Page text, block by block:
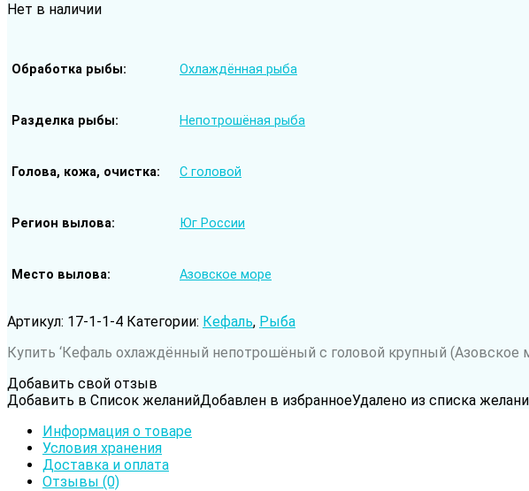
Нет в наличии
Обработка рыбы Охлаждённая рыба
Разделка рыбы Непотрошёная рыба
Голова, кожа, очистка С головой
Регион вылова Юг России
Место вылова Азовское море
Артикул: 17-1-1-4 Категории: Кефаль, Рыба
Купить ‘Кефаль охлаждённый непотрошёный с головой крупный
Добавить свой отзыв
Добавить в Список желанийДобавлен в избранноеУдалено из списка
Информация о товаре
Условия хранения
Доставка и оплата
Отзывы (0)